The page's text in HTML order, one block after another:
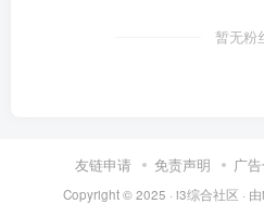
暂无粉
友链申请 免责声明 广
Copyright © 2025 · i3综合社区 · 由